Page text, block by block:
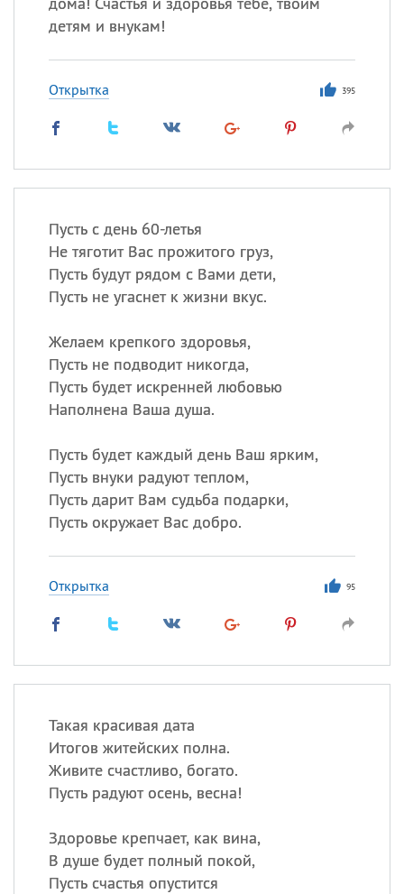
детям и внукам!
Открытка 395
Пусть с день 60-летья
Не тяготит Вас прожитого груз,
Пусть будут рядом с Вами дети,
Пусть не угаснет к жизни вкус.
Желаем крепкого здоровья,
Пусть не подводит никогда,
Пусть будет искренней любовью
Наполнена Ваша душа.
Пусть будет каждый день Ваш ярким,
Пусть внуки радуют теплом,
Пусть дарит Вам судьба подарки,
Пусть окружает Вас добро.
Открытка 95
Такая красивая дата
Итогов житейских полна.
Живите счастливо, богато.
Пусть радуют осень, весна!
Здоровье крепчает, как вина,
В душе будет полный покой,
Пусть счастья опустится
и